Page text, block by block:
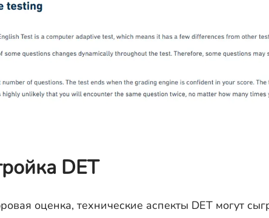
DET
оценка, технические аспекты DET могут